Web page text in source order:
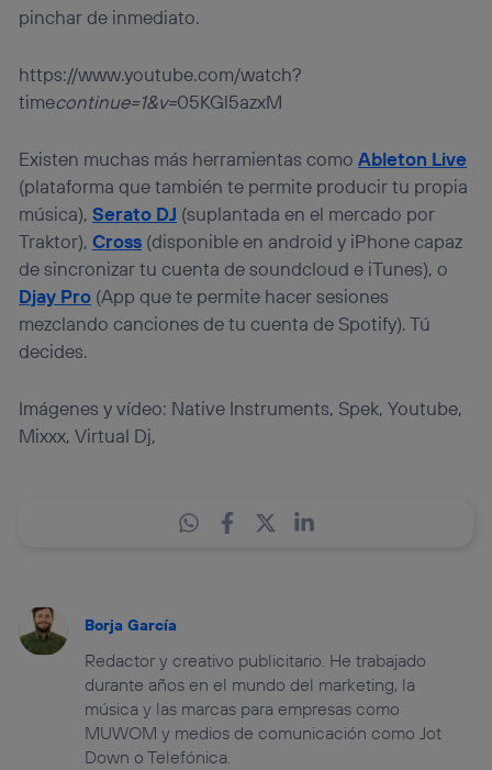
pinchar de inmediato.
https://www.youtube.com/watch?
timecontinue=1&v=05KGl5azxM
Existen muchas más herramientas comoAbleton Live
(plataforma que también te permite producir tu propia
música),Serato DJ (suplantada en el mercado por
Traktor),Cross (disponible en android y iPhone capaz
de sincronizar tu cuenta de soundcloud e iTunes), o
Djay Pro (App que te permite hacer sesiones
mezclando canciones de tu cuenta de Spotify). Tú
decides.
Imágenes y vídeo: Native Instruments, Spek, Youtube,
Mixxx, Virtual Dj,
Borja García
Redactor y creativo publicitario. He trabajado
durante años en el mundo del marketing, la
música y las marcas para empresas como
MUWOM y medios de comunicación como Jot
Down o Telefónica.